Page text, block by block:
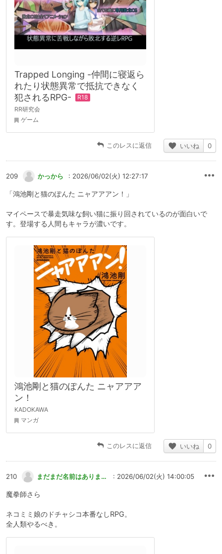
Trapped Longing -仲間に寝返ら
れたり状態異常で抵抗できなく
犯されるRPG-
RR研究会
ゲーム
このレスに返信 いいね 0
209 かっから : 2026/06/02(火) 12:27:17
「鴻池剛と猫のぽんた ニャアアアン！」
マイペースで暴走気味な飼い猫に振り回されているのが面白いで
す。登場する人間もキャラが濃いです。
鴻池剛と猫のぽんた ニャアアア
ン！
KADOKAWA
マンガ
このレスに返信 いいね 0
210 まだまだ名前はありません : 2026/06/02(火) 14:00:05
魔拳師さら
ネコミミ娘のドチャシコ本番なしRPG。
全人類やるべき。